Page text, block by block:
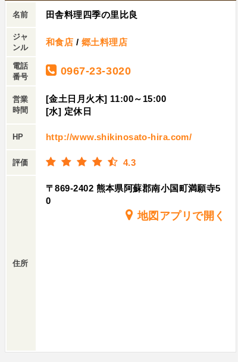
名前 田舎料理四季の里比良
ジャ
ンル
和食店 / 郷土料理店
電話
番号
0967-23-3020
営業
時間
[金土日月火木] 11:00～15:00
[水] 定休日
HP http://www.shikinosato-hira.com/
評価 4.3
住所
〒869-2402 熊本県阿蘇郡南小国町満願寺5
0
地図アプリで開く